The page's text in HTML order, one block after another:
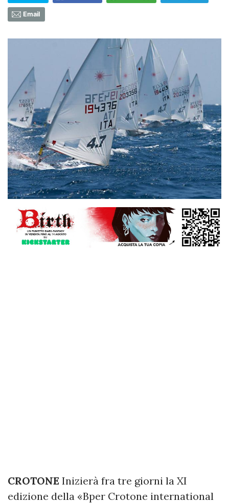
Email
CROTONE Inizierà fra tre giorni la XI
edizione della «Bper Crotone international